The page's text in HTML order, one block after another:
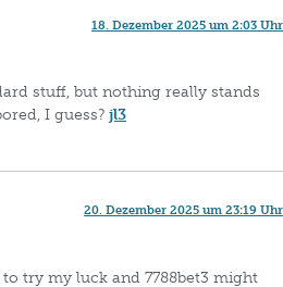
18. Dezember 2025 um 2:03 Uhr
stuff, but nothing really stands
I guess? jl3
20. Dezember 2025 um 23:19 Uhr
try my luck and 7788bet3 might